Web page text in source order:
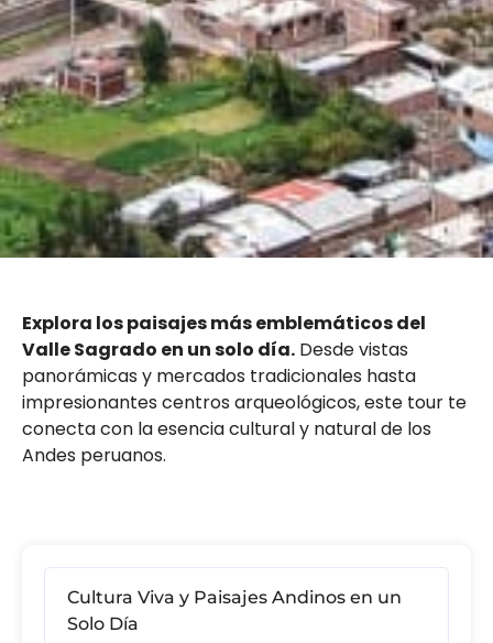
Explora los paisajes más emblemáticos del
Valle Sagrado en un solo día. Desde vistas
panorámicas y mercados tradicionales hasta
impresionantes centros arqueológicos, este tour te
conecta con la esencia cultural y natural de los
Andes peruanos.
Cultura Viva y Paisajes Andinos en un
Solo Día